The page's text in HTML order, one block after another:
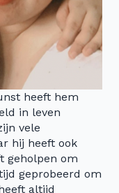
heeft hem
in leven
vele
hij heeft ook
geholpen om
geprobeerd om
altijd